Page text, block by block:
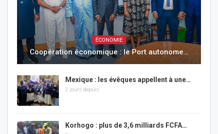
ÉCONOMIE
Coopération économique : le Port autonome…
Mexique : les évêques appellent à une…
2 jours depuis
Korhogo : plus de 3,6 milliards FCFA…